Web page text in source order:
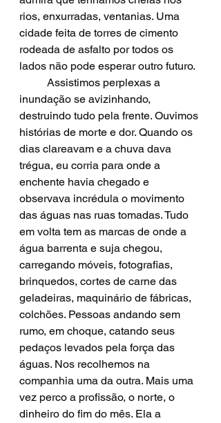
rios, enxurradas, ventanias. Uma
cidade feita de torres de cimento
rodeada de asfalto por todos os
lados não pode esperar outro futuro.
inundação se avizinhando,
destruindo tudo pela frente. Ouvimos
histórias de morte e dor. Quando os
dias clareavam e a chuva dava
trégua, eu corria para onde a
enchente havia chegado e
observava incrédula o movimento
das águas nas ruas tomadas. Tudo
em volta tem as marcas de onde a
água barrenta e suja chegou,
carregando móveis, fotografias,
brinquedos, cortes de carne das
geladeiras, maquinário de fábricas,
colchões. Pessoas andando sem
rumo, em choque, catando seus
pedaços levados pela força das
águas. Nos recolhemos na
companhia uma da outra. Mais uma
vez perco a profissão, o norte, o
dinheiro do fim do mês. Ela a